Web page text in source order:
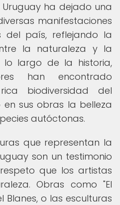
ha dejado una
manifestaciones
del país, reflejando la
la naturaleza y la
lo largo de la historia,
han encontrado
biodiversidad del
sus obras la belleza
autóctonas.
que representan la
son un testimonio
que los artistas
Obras como "El
Blanes, o las esculturas